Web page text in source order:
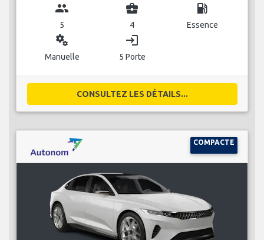
group
5
business_center
4
local_gas_station
Essence
miscellaneous_services
Manuelle
login
5 Porte
CONSULTEZ LES DÉTAILS...
COMPACTE